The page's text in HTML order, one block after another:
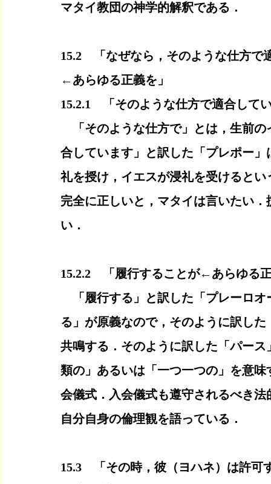
マタイ教団の神学的解釈である．
15.2　「なぜなら，そのような仕方
←あらゆる正義を」
15.2.1　「そのような仕方で適合して
「そのような仕方で」とは，生前の
合しています」と訳した「プレポー
礼を授け，イエスが浸礼を受けると
完全に正しいと，マタイは言いたい
い．
15.2.2　「履行することが←あらゆる
「履行する」と訳した「プレーロオ
る」が原義なので，そのように訳し
共鳴する．そのように訳した「パー
類の」あるいは「一つ一つの」を意
会儀式．入会儀式も遵守されるべき
自分自身の倫理観を語っている．
15.3　「その時，彼（ヨハネ）は許